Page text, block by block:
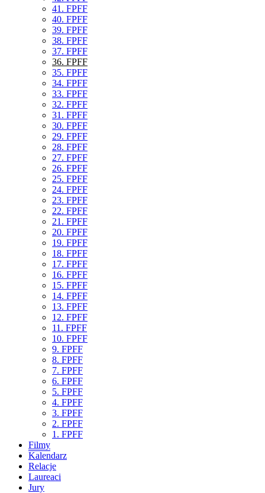
41. FPFF
40. FPFF
39. FPFF
38. FPFF
37. FPFF
36. FPFF
35. FPFF
34. FPFF
33. FPFF
32. FPFF
31. FPFF
30. FPFF
29. FPFF
28. FPFF
27. FPFF
26. FPFF
25. FPFF
24. FPFF
23. FPFF
22. FPFF
21. FPFF
20. FPFF
19. FPFF
18. FPFF
17. FPFF
16. FPFF
15. FPFF
14. FPFF
13. FPFF
12. FPFF
11. FPFF
10. FPFF
9. FPFF
8. FPFF
7. FPFF
6. FPFF
5. FPFF
4. FPFF
3. FPFF
2. FPFF
1. FPFF
Filmy
Kalendarz
Relacje
Laureaci
Jury